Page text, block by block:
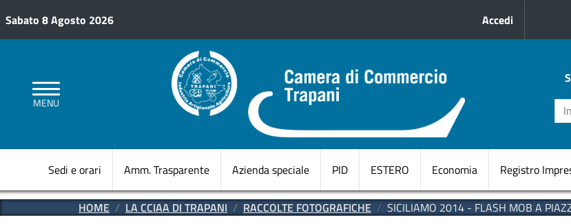
Sabato 8 Agosto 2026 Menu
Accedi
MENU
Sedi e orari Amm. Trasparente Azienda speciale PID ESTERO Economia Registro
Domicilio
Digitale
HOME LA CCIAA DI TRAPANI RACCOLTE FOTOGRAFICHE SICILIAMO 2014 - FLASH MOB A